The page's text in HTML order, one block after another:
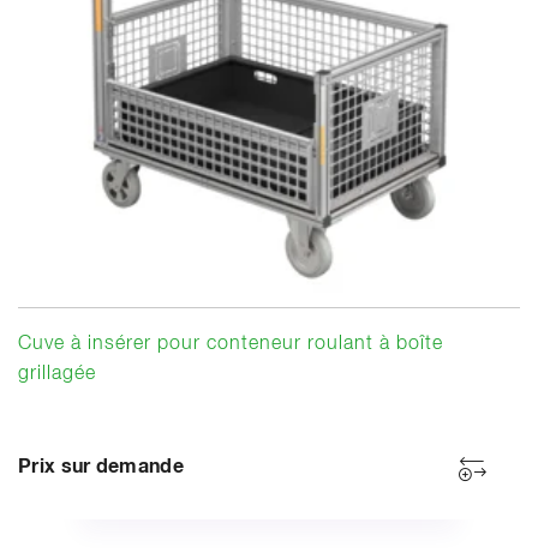
Cuve à insérer pour conteneur roulant à boîte
grillagée
Prix sur demande